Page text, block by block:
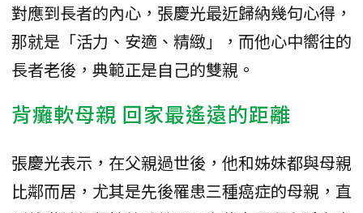
對應到長者的內心，張慶光最近歸納幾句心得，
那就是「活力、安適、精緻」，而他心中嚮往的
長者老後，典範正是自己的雙親。
背癱軟母親 回家最遙遠的距離
張慶光表示，在父親過世後，他和姊妹都與母親
比鄰而居，尤其是先後罹患三種癌症的母親，直